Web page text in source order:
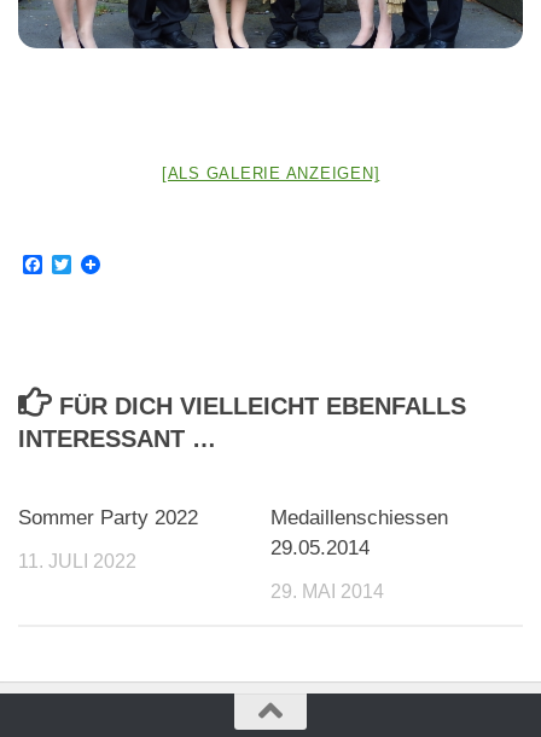
[ALS GALERIE ANZEIGEN]
Facebook
Twitter
FÜR DICH VIELLEICHT EBENFALLS
INTERESSANT …
Sommer Party 2022
11. JULI 2022
Medaillenschiessen
29.05.2014
29. MAI 2014